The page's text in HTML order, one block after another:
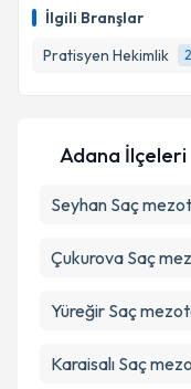
İlgili Branşlar
Pratisyen Hekimlik
E-posta
Metni 'ni
kapsamda
Adana İlçeleri
Seyhan Saç
Çukurova Saç
Yüreğir Saç
Karaisalı Saç